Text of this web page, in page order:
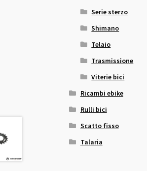
Serie sterzo
Shimano
Telaio
Trasmissione
Viterie bici
Ricambi ebike
Rulli bici
Scatto fisso
Talaria